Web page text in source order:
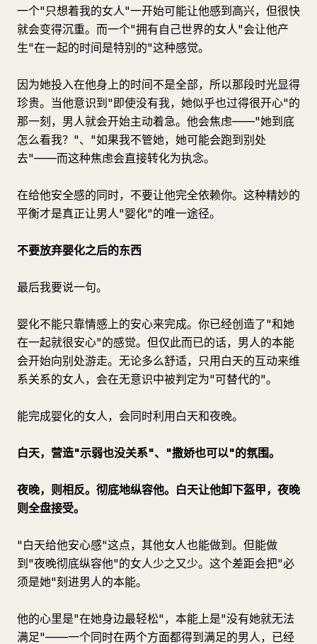
一个"只想着我的女人"一开始可能让他感到高兴，但很快
就会变得沉重。而一个"拥有自己世界的女人"会让他产
生"在一起的时间是特别的"这种感觉。
因为她投入在他身上的时间不是全部，所以那段时光显得
珍贵。当他意识到"即使没有我，她似乎也过得很开心"的
那一刻，男人就会开始主动着急。他会焦虑——"她到底
怎么看我？"、"如果我不管她，她可能会跑到别处
去"——而这种焦虑会直接转化为执念。
在给他安全感的同时，不要让他完全依赖你。这种精妙的
平衡才是真正让男人"婴化"的唯一途径。
不要放弃婴化之后的东西
最后我要说一句。
婴化不能只靠情感上的安心来完成。你已经创造了"和她
在一起就很安心"的感觉。但仅此而已的话，男人的本能
会开始向别处游走。无论多么舒适，只用白天的互动来维
系关系的女人，会在无意识中被判定为"可替代的"。
能完成婴化的女人，会同时利用白天和夜晚。
白天，营造"示弱也没关系"、"撒娇也可以"的氛围。
夜晚，则相反。彻底地纵容他。白天让他卸下盔甲，夜晚
则全盘接受。
"白天给他安心感"这点，其他女人也能做到。但能做
到"夜晚彻底纵容他"的女人少之又少。这个差距会把"必
须是她"刻进男人的本能。
他的心里是"在她身边最轻松"，本能上是"没有她就无法
满足"——一个同时在两个方面都得到满足的男人，已经